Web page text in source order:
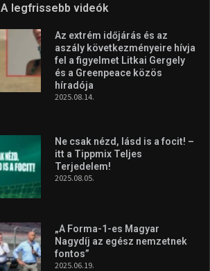
A legfrissebb videók
Az extrém időjárás és az
aszály következményeire hívja
fel a figyelmet Litkai Gergely
és a Greenpeace közös
híradója
2025.08.14.
Ne csak nézd, lásd is a focit! –
itt a Tippmix Teljes
Terjedelem!
2025.08.05.
„A Forma-1-es Magyar
Nagydíj az egész nemzetnek
fontos”
2025.06.19.